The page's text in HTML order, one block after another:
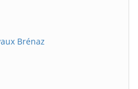
Brénaz